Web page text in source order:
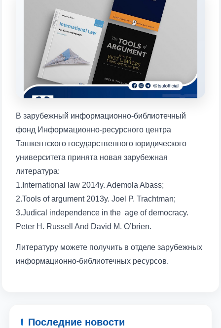
В зарубежный информационно-библиотечный
фонд Информационно-ресурсного центра
Ташкентского государственного юридического
университета принята новая зарубежная
литература:
1.International law 2014y. Ademola Abass;
2.Tools of argument 2013y. Joel P. Trachtman;
3.Judical independence in the age of democracy.
Peter H. Russell And David M. O’brien.
Литературу можете получить в отделе зарубежных
информационно-библиотечных ресурсов.
Последние новости
1. Документы (бакалавр) (5)
3. Собеседование (бакалавр) (8)
4. Собеседование (магистр) (5)
7. Колл-центр (4)
9. Квота (магистратура) (1)
✉️ Написать администратору